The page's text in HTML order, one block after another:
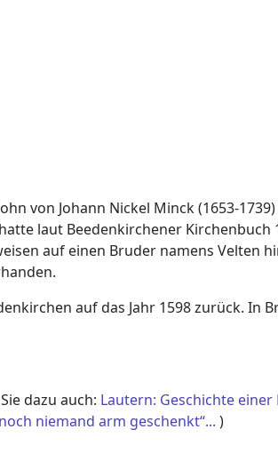
von Johann Nickel Minck (1653-
laut Beedenkirchener
auf einen Bruder namens Velten
auf das Jahr 1598 zurück. In
dazu auch: Lautern: Geschichte einer
niemand arm geschenkt“... )